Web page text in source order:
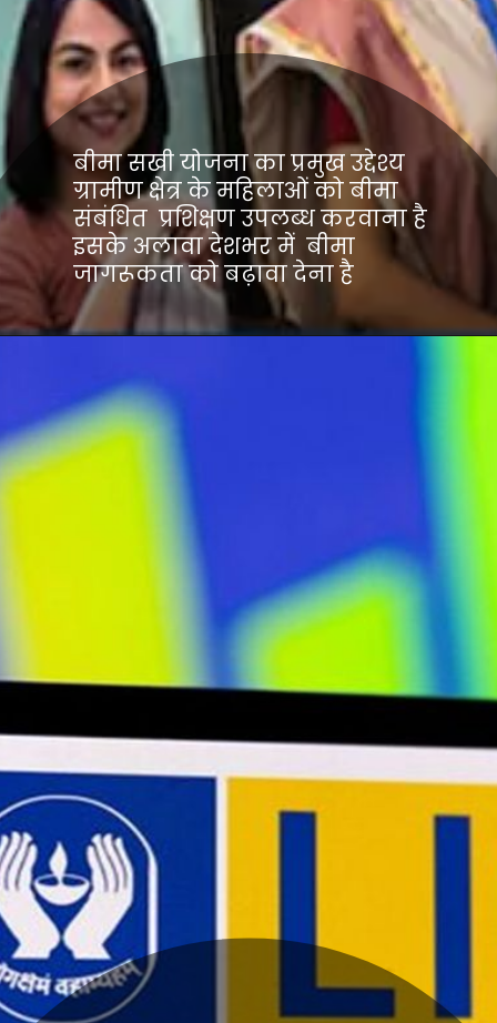
बीमा सखी योजना का प्रमुख उद्देश्य
ग्रामीण क्षेत्र के महिलाओं को बीमा
संबंधित प्रशिक्षण उपलब्ध करवाना है
इसके अलावा देशभर में बीमा
जागरूकता को बढ़ावा देना है